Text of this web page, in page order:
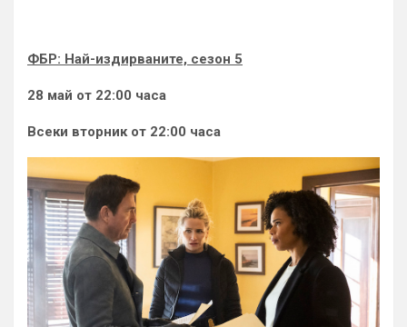
ФБР: Най-издирваните, сезон 5
28 май от 22:00 часа
Всеки вторник от 22:00 часа